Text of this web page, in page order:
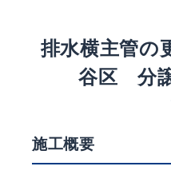
排水横主管
谷区 分
施工概要